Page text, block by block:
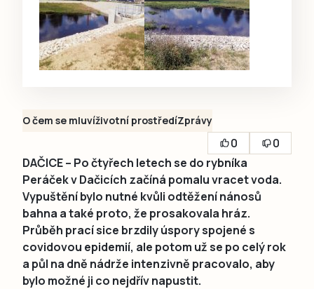
O čem se mluvíživotní prostředíZprávy
0
0
DAČICE – Po čtyřech letech se do rybníka
Peráček v Dačicích začíná pomalu vracet voda.
Vypuštění bylo nutné kvůli odtěžení nánosů
bahna a také proto, že prosakovala hráz.
Průběh prací sice brzdily úspory spojené s
covidovou epidemií, ale potom už se po celý rok
a půl na dně nádrže intenzivně pracovalo, aby
bylo možné ji co nejdřív napustit.